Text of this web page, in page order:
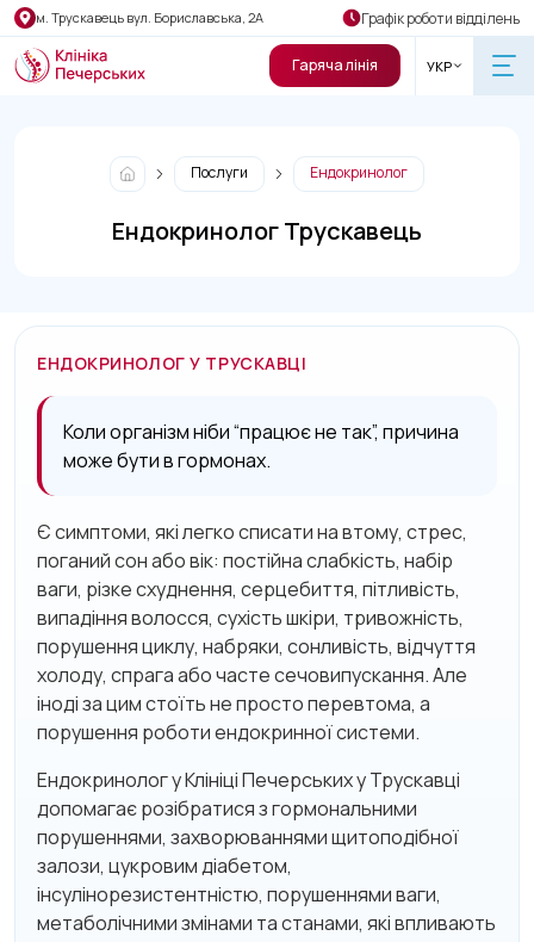
м. Трускавець вул. Бориславська, 2А Графік роботи відділень
Гаряча лінія УКР
Послуги Ендокринолог
Ендокринолог Трускавець
ЕНДОКРИНОЛОГ У ТРУСКАВЦІ
Коли організм ніби “працює не так”, причина
може бути в гормонах.
Є симптоми, які легко списати на втому, стрес,
поганий сон або вік: постійна слабкість, набір
ваги, різке схуднення, серцебиття, пітливість,
випадіння волосся, сухість шкіри, тривожність,
порушення циклу, набряки, сонливість, відчуття
холоду, спрага або часте сечовипускання. Але
іноді за цим стоїть не просто перевтома, а
порушення роботи ендокринної системи.
Ендокринолог у Клініці Печерських у Трускавці
допомагає розібратися з гормональними
порушеннями, захворюваннями щитоподібної
залози, цукровим діабетом,
інсулінорезистентністю, порушеннями ваги,
метаболічними змінами та станами, які впливають